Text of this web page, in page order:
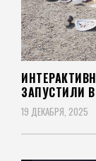
ЗАПУСТИЛИ
19 ДЕКАБРЯ, 2025